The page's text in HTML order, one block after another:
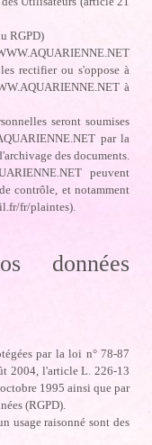
RGPD)
rectifier ou s'oppose à
à
seront soumises
par la
des documents.
peuvent
contrôle, et notamment
fr/plaintes).
données
par la loi n° 78-87
2004, l'article L. 226-13
1995 ainsi que par
(RGPD).
usage raisonné sont des